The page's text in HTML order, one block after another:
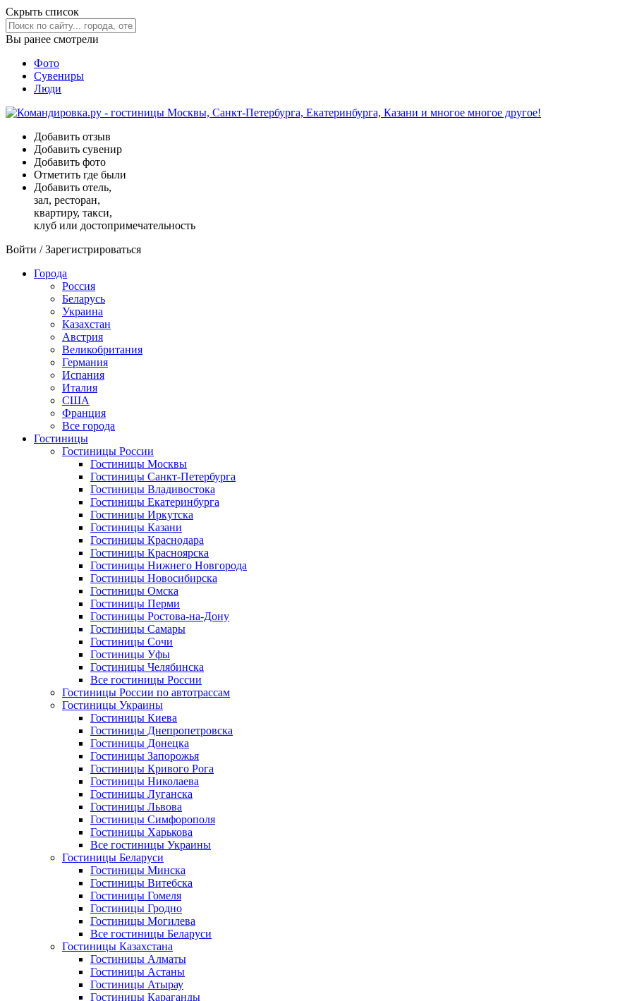
Скрыть список
Вы ранее смотрели
Фото
Сувениры
Люди
Добавить отзыв
Добавить сувенир
Добавить фото
Отметить где были
Добавить отель,
зал, ресторан,
квартиру, такси,
клуб или достопримечательность
Войти /Зарегистрироваться
Города
Россия
Беларусь
Украина
Казахстан
Австрия
Великобритания
Германия
Испания
Италия
США
Франция
Все города
Гостиницы
Гостиницы России
Гостиницы Mосквы
Гостиницы Санкт-Петербурга
Гостиницы Владивостока
Гостиницы Екатеринбурга
Гостиницы Иркутска
Гостиницы Казани
Гостиницы Краснодара
Гостиницы Красноярска
Гостиницы Нижнего Новгорода
Гостиницы Новосибирска
Гостиницы Омска
Гостиницы Перми
Гостиницы Ростова-на-Дону
Гостиницы Самары
Гостиницы Сочи
Гостиницы Уфы
Гостиницы Челябинска
Все гостиницы России
Гостиницы России по автотрассам
Гостиницы Украины
Гостиницы Киева
Гостиницы Днепропетровска
Гостиницы Донецка
Гостиницы Запорожья
Гостиницы Кривого Рога
Гостиницы Николаева
Гостиницы Луганска
Гостиницы Львова
Гостиницы Симфорополя
Гостиницы Харькова
Все гостиницы Украины
Гостиницы Беларуси
Гостиницы Минска
Гостиницы Витебска
Гостиницы Гомеля
Гостиницы Гродно
Гостиницы Могилева
Все гостиницы Беларуси
Гостиницы Казахстана
Гостиницы Алматы
Гостиницы Астаны
Гостиницы Атырау
Гостиницы Караганды